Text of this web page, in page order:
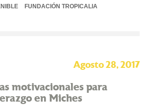
FUNDACIÓN TROPICALIA
Agosto 28, 2017
motivacionales para
en Miches